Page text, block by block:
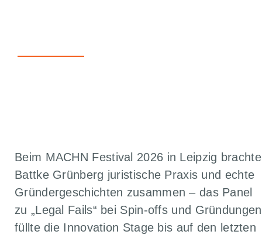
Beim MACHN Festival 2026 in Leipzig brachte
Battke Grünberg juristische Praxis und echte
Gründergeschichten zusammen – das Panel
zu „Legal Fails“ bei Spin-offs und Gründungen
füllte die Innovation Stage bis auf den letzten